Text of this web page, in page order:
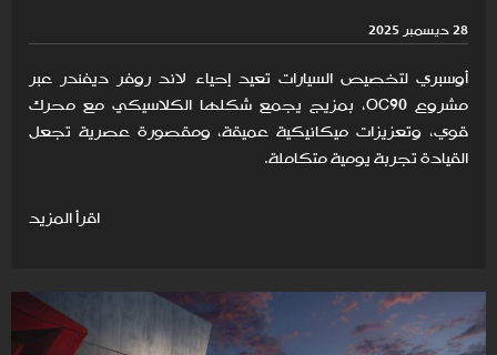
28 ديسمبر 2025
أوسبري لتخصيص السيارات تعيد إحياء لاند روفر ديفندر عبر
مشروع OC90، بمزيج يجمع شكلها الكلاسيكي مع محرك
قوي، وتعزيزات ميكانيكية عميقة، ومقصورة عصرية تجعل
القيادة تجربة يومية متكاملة.
اقرأ المزيد